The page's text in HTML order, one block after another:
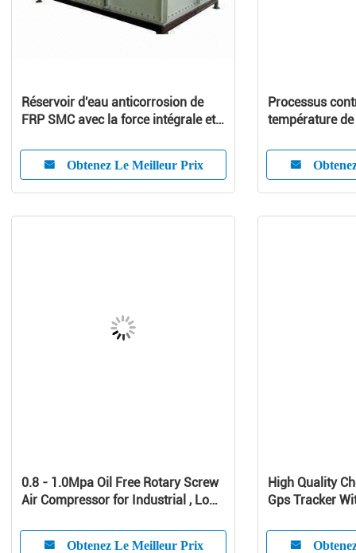
Réservoir d'eau anticorrosion de
FRP SMC avec la force intégrale et
Obtenez Le Meilleur Prix
Processus
température
Injection
0.8 - 1.0Mpa Oil Free Rotary Screw
Air Compressor for Industrial , Low
Compressor
Obtenez Le Meilleur Prix
High Quality
Gps Tracker